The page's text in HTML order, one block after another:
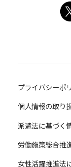
プライバシーポ
個人情報の取り
派遣法に基づく
労働施策総合推
女性活躍推進法